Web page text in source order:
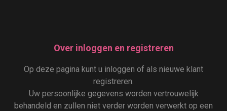
Over inloggen en registreren
Op deze pagina kunt u inloggen of als nieuwe klant
registreren.
Uw persoonlijke gegevens worden vertrouwelijk
behandeld en zullen niet verder worden verwerkt op een